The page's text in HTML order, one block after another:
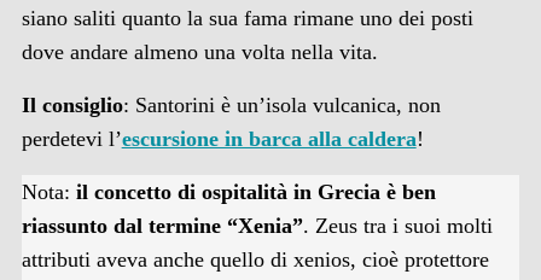
siano saliti quanto la sua fama rimane uno dei posti
dove andare almeno una volta nella vita.
Il consiglio: Santorini è un’isola vulcanica, non
perdetevi l’escursione in barca alla caldera!
Nota: il concetto di ospitalità in Grecia è ben
riassunto dal termine “Xenia”. Zeus tra i suoi molti
attributi aveva anche quello di xenios, cioè protettore